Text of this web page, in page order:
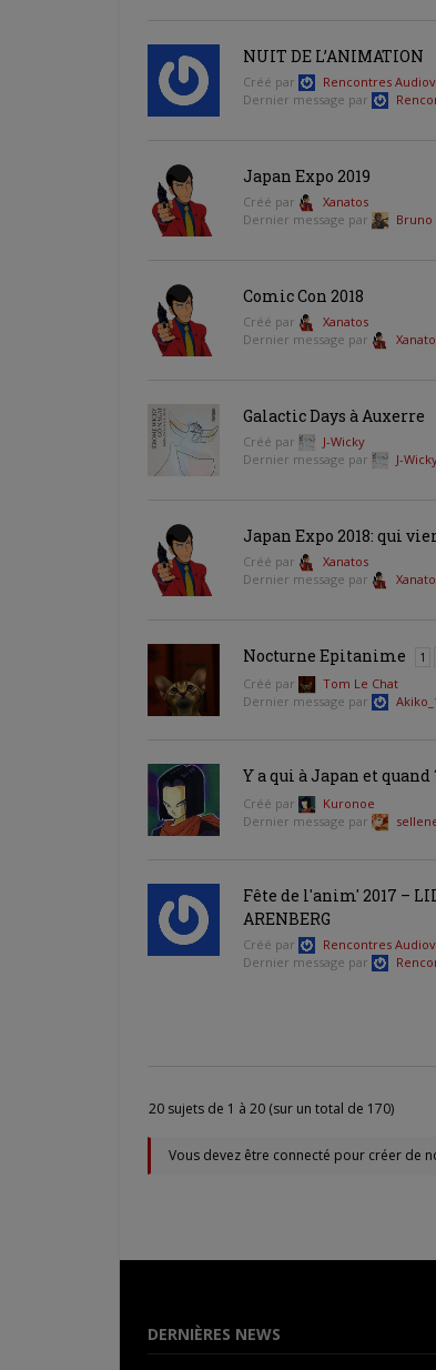
NUIT DE L’ANIMATION
Créé par
Rencontres
Dernier message par
Japan Expo 2019
Créé par
Xanatos
Dernier message par
Bruno
Comic Con 2018
Créé par
Xanatos
Dernier message par
Galactic Days à Auxerre
Créé par
J-Wicky
Dernier message par
J-
Japan Expo 2018: qui
Créé par
Xanatos
Dernier message par
Nocturne Epitanime 1
Créé par
Tom Le Chat
Dernier message par
Y a qui à Japan et quand
Créé par
Kuronoe
Dernier message par
Fête de l'anim' 2017 –
ARENBERG
Créé par
Rencontres
Dernier message par
20 sujets de 1 à 20 (sur un total de 170)
Vous devez être connecté pour créer de
DERNIÈRES NEWS